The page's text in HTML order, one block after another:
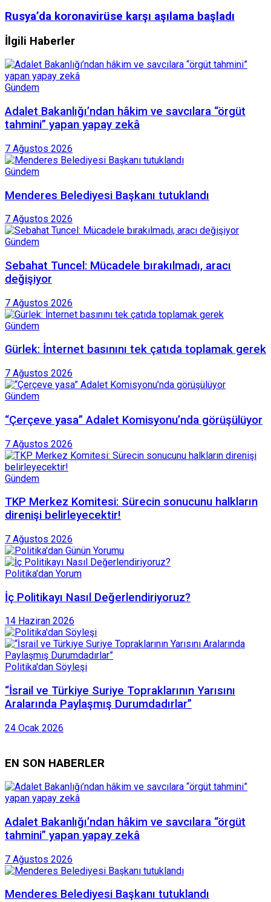
Rusya’da koronavirüse karşı aşılama başladı
İlgili Haberler
Gündem
Adalet Bakanlığı’ndan hâkim ve savcılara “örgüt
tahmini” yapan yapay zekâ
7 Ağustos 2026
Gündem
Menderes Belediyesi Başkanı tutuklandı
7 Ağustos 2026
Gündem
Sebahat Tuncel: Mücadele bırakılmadı, aracı
değişiyor
7 Ağustos 2026
Gündem
Gürlek: İnternet basınını tek çatıda toplamak gerek
7 Ağustos 2026
Gündem
“Çerçeve yasa” Adalet Komisyonu’nda görüşülüyor
7 Ağustos 2026
Gündem
TKP Merkez Komitesi: Sürecin sonucunu halkların
direnişi belirleyecektir!
7 Ağustos 2026
Politika'dan Yorum
İç Politikayı Nasıl Değerlendiriyoruz?
14 Haziran 2026
Politika'dan Söyleşi
“İsrail ve Türkiye Suriye Topraklarının Yarısını
Aralarında Paylaşmış Durumdadırlar”
24 Ocak 2026
EN SON HABERLER
Adalet Bakanlığı’ndan hâkim ve savcılara “örgüt
tahmini” yapan yapay zekâ
7 Ağustos 2026
Menderes Belediyesi Başkanı tutuklandı